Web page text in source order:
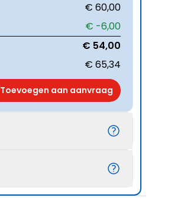
€ 60,00
€ -6,00
€ 54,00
€ 65,34
Toevoegen aan aanvraag